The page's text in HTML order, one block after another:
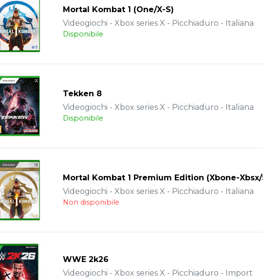
Mortal Kombat 1 (One/X-S)
Videogiochi - Xbox series X - Picchiaduro - Italiana
Disponibile
Tekken 8
Videogiochi - Xbox series X - Picchiaduro - Italiana
Disponibile
Mortal Kombat 1 Premium Edition (Xbone-Xbsx/
Videogiochi - Xbox series X - Picchiaduro - Italiana
Non disponibile
WWE 2k26
Videogiochi - Xbox series X - Picchiaduro - Import